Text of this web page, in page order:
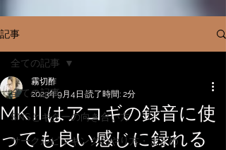
記事
全ての記事
SNSとギターの向き合い方
サークルピッキングのやり方・まとめ
全ての記事
MKⅡはアコギの録音に使
っても良い感じに録れる
霧切酢
2023年9月4日 読了時間: 2分